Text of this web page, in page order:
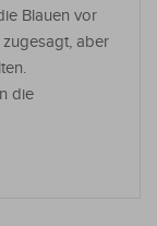
Blauen vor
aber
die